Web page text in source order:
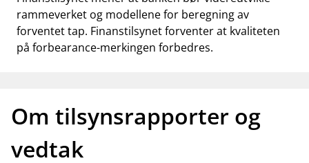
rammeverket og modellene for beregning av
forventet tap. Finanstilsynet forventer at kvaliteten
på forbearance-merkingen forbedres.
Om tilsynsrapporter og
vedtak